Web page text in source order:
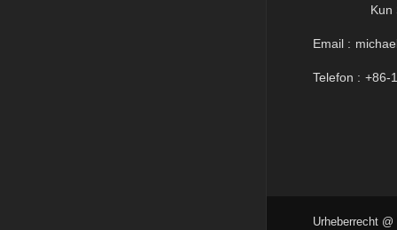
Kun
Email :
Telefon : +86-
Urheberrecht